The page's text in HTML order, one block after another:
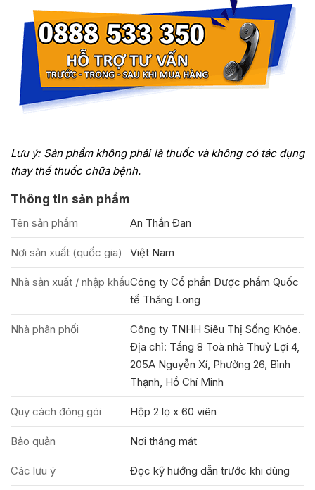
Lưu ý: Sản phẩm không phải là thuốc và không có tác dụng
thay thế thuốc chữa bệnh.
Thông tin sản phẩm
Tên sản phẩm An Thần Đan
Nơi sản xuất (quốc gia) Việt Nam
Nhà sản xuất / nhập khẩuCông ty Cổ phần Dược phẩm Quốc
tế Thăng Long
Nhà phân phối
Công ty TNHH Siêu Thị Sống Khỏe.
Địa chỉ: Tầng 8 Toà nhà Thuỷ Lợi 4,
205A Nguyễn Xí, Phường 26, Bình
Thạnh, Hồ Chí Minh
Quy cách đóng gói Hộp 2 lọ x 60 viên
Bảo quản Nơi tháng mát
Các lưu ý Đọc kỹ hướng dẫn trước khi dùng